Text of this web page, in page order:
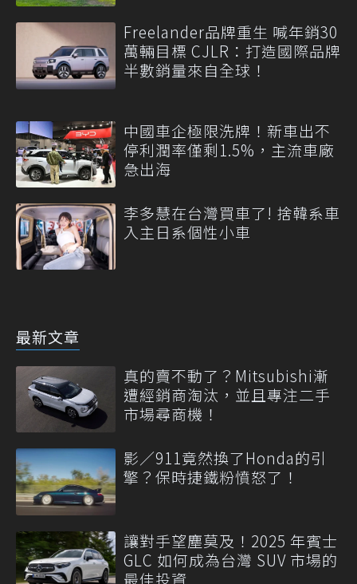
Freelander品牌重生 喊年銷30
萬輛目標 CJLR：打造國際品牌
半數銷量來自全球！
中國車企極限洗牌！新車出不
停利潤率僅剩1.5%，主流車廠
急出海
李多慧在台灣買車了! 捨韓系車
入主日系個性小車
最新文章
真的賣不動了？Mitsubishi漸
遭經銷商淘汰，並且專注二手
市場尋商機！
影／911竟然換了Honda的引
擎？保時捷鐵粉憤怒了！
讓對手望塵莫及！2025 年賓士
GLC 如何成為台灣 SUV 市場的
最佳投資